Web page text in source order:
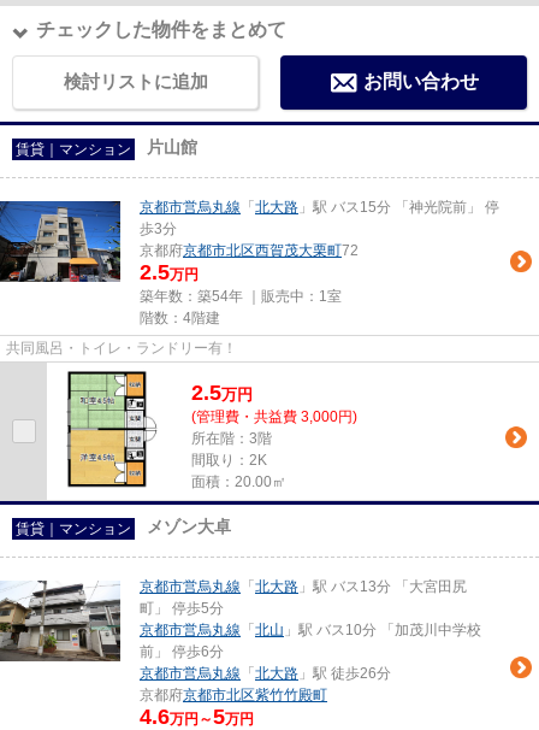
チェックした物件をまとめて
検討リストに追加 お問い合わせ
賃貸｜マンション 片山館
京都市営烏丸線 「 北大路 」駅 バス15分 「神光院前」 停
歩3分
京都府京都市北区西賀茂大栗町72
2.5万円
築年数：築54年 ｜販売中： 1室
階数：4階建
共同風呂・トイレ・ランドリー有！
2.5万円
(管理費・共益費 3,000円)
所在階：3階
間取り：2K
面積：20.00㎡
賃貸｜マンション メゾン大卓
京都市営烏丸線 「 北大路 」駅 バス13分 「大宮田尻
町」 停歩5分
京都市営烏丸線 「 北山 」駅 バス10分 「加茂川中学校
前」 停歩6分
京都市営烏丸線 「 北大路 」駅 徒歩26分
京都府京都市北区紫竹竹殿町
4.6万円～5万円